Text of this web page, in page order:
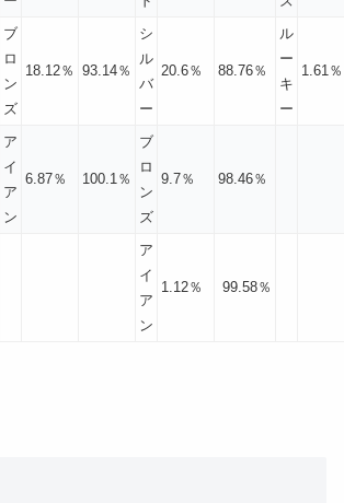
ブ
ロ
ン
ズ
18.12％ 93.14％
シ
ル
バ
ー
20.6％ 88.76％
ル
ー
キ
ー
1.61％
ア
イ
ア
ン
6.87％ 100.1％
ブ
ロ
ン
ズ
9.7％ 98.46％
ア
イ
ア
ン
1.12％ 99.58％